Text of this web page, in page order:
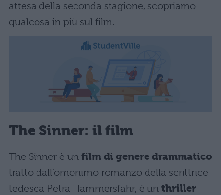
attesa della seconda stagione, scopriamo
qualcosa in più sul film.
The Sinner: il film
The Sinner è un film di genere drammatico
tratto dall’omonimo romanzo della scrittrice
tedesca Petra Hammersfahr, è un thriller